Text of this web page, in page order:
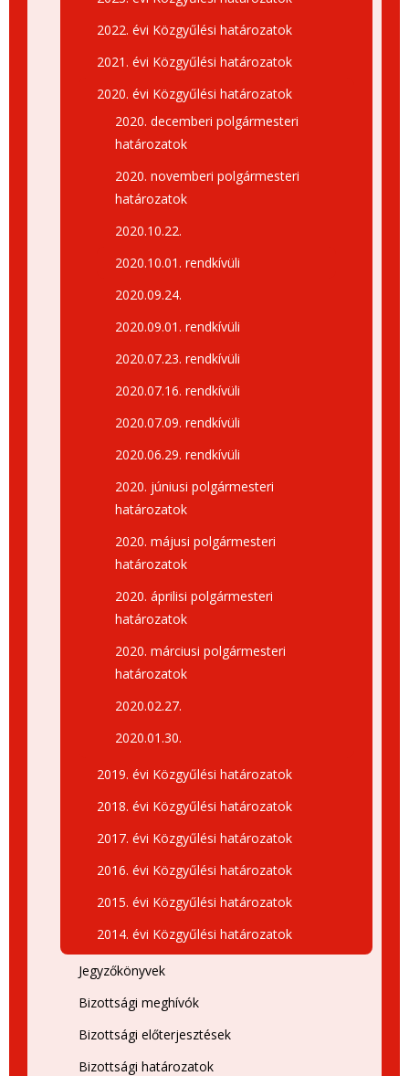
2022. évi Közgyűlési határozatok
2021. évi Közgyűlési határozatok
2020. évi Közgyűlési határozatok
2020. decemberi polgármesteri
határozatok
2020. novemberi polgármesteri
határozatok
2020.10.22.
2020.10.01. rendkívüli
2020.09.24.
2020.09.01. rendkívüli
2020.07.23. rendkívüli
2020.07.16. rendkívüli
2020.07.09. rendkívüli
2020.06.29. rendkívüli
2020. júniusi polgármesteri
határozatok
2020. májusi polgármesteri
határozatok
2020. áprilisi polgármesteri
határozatok
2020. márciusi polgármesteri
határozatok
2020.02.27.
2020.01.30.
2019. évi Közgyűlési határozatok
2018. évi Közgyűlési határozatok
2017. évi Közgyűlési határozatok
2016. évi Közgyűlési határozatok
2015. évi Közgyűlési határozatok
2014. évi Közgyűlési határozatok
Jegyzőkönyvek
Bizottsági meghívók
Bizottsági előterjesztések
Bizottsági határozatok